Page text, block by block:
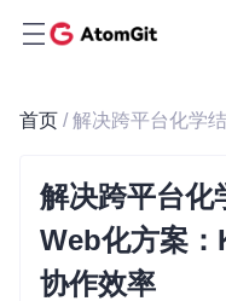
首页
解决跨平台化
Web化方案
协作效率